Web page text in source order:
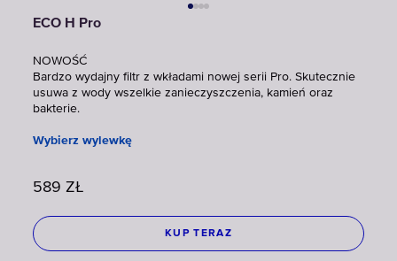
ECO H Pro
NOWOŚĆ
Bardzo wydajny filtr z wkładami nowej serii Pro. Skutecznie
usuwa z wody wszelkie zanieczyszczenia, kamień oraz
bakterie.
Wybierz wylewkę
589 ZŁ
KUP TERAZ